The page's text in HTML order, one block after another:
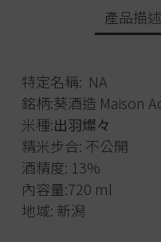
產品描述
特定名稱: NA
銘柄:葵酒造 Maison
米種:出羽燦々
精米步合: 不公開
酒精度: 13%
內容量:720 ml
地域: 新潟